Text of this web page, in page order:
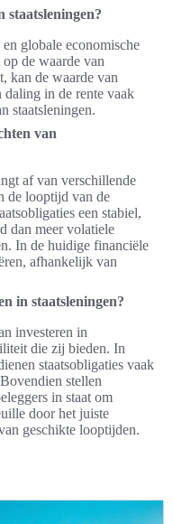
staatsleningen?
globale economische
de waarde van
kan de waarde van
daling in de rente vaak
staatsleningen.
van
af van verschillende
de looptijd van de
een stabiel,
dan meer volatiele
In de huidige financiële
afhankelijk van
in staatsleningen?
investeren in
die zij bieden. In
staatsobligaties vaak
stellen
in staat om
door het juiste
geschikte looptijden.